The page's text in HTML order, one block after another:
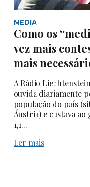
MEDIA
Como os
vez mais
mais
A Rádio
ouvida diariamente
população do país
Áustria) e custava
1,1...
Ler mais